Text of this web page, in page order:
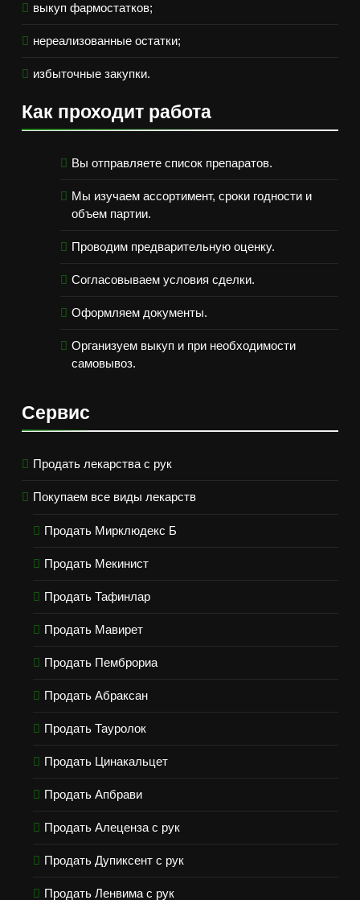
выкуп фармостатков;
нереализованные остатки;
избыточные закупки.
Как проходит работа
Вы отправляете список препаратов.
Мы изучаем ассортимент, сроки годности и
объем партии.
Проводим предварительную оценку.
Согласовываем условия сделки.
Оформляем документы.
Организуем выкуп и при необходимости
самовывоз.
Сервис
Продать лекарства с рук
Покупаем все виды лекарств
Продать Мирклюдекс Б
Продать Мекинист
Продать Тафинлар
Продать Мавирет
Продать Пемброриа
Продать Абраксан
Продать Тауролок
Продать Цинакальцет
Продать Апбрави
Продать Алеценза с рук
Продать Дупиксент с рук
Продать Ленвима с рук